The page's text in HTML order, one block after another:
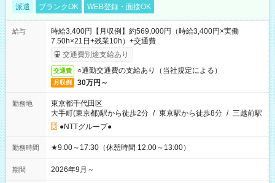
派遣 ブランクOK WEB登録・面接OK
給与
時給3,400円【月収例】約569,000円（時給3,400円×実働
7.50h×21日+残業10h）+交通費
交通費別途支給あり
交通費 ○通勤交通費の支給あり（当社規定による）
月収例 30万円～
勤務地
東京都千代田区
大手町(東京都)駅から徒歩2分 / 東京駅から徒歩8分 / 三越前駅
●NTTグループ●
勤務時間 ★9:00～17:30（休憩時間 12:00～13:00）
期間 2026年9月～